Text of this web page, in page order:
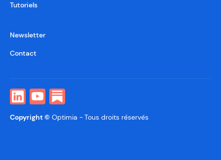
Tutoriels
Newsletter
Contact
Copyright © Optimia -Tous droits réservés